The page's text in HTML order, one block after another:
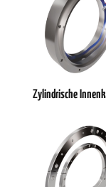
Zylindrische